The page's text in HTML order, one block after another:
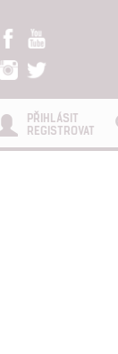
PŘIHLÁSIT
REGISTROVAT